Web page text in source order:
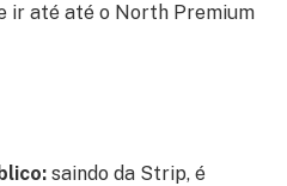
ir até até o North Premium
saindo da Strip, é